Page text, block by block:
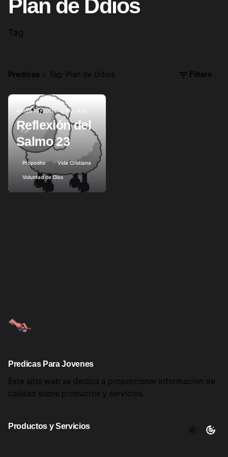
Plan de Ddios
Tag
Predicas Tag: Plan de Ddios Filters
Posted by
marzo 14, 2011 5 min read
Reflexión del
Salmo 23
Proposito Vida Cristiana
Voluntad de Dios
Predicas Para Jovenes
Este sitio web se dedica a proporcionar informacion de
calidad sobre productos y servicios.
Productos y Servicios